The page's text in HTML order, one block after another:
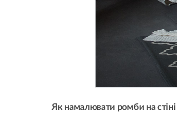
Як намалювати ромби на